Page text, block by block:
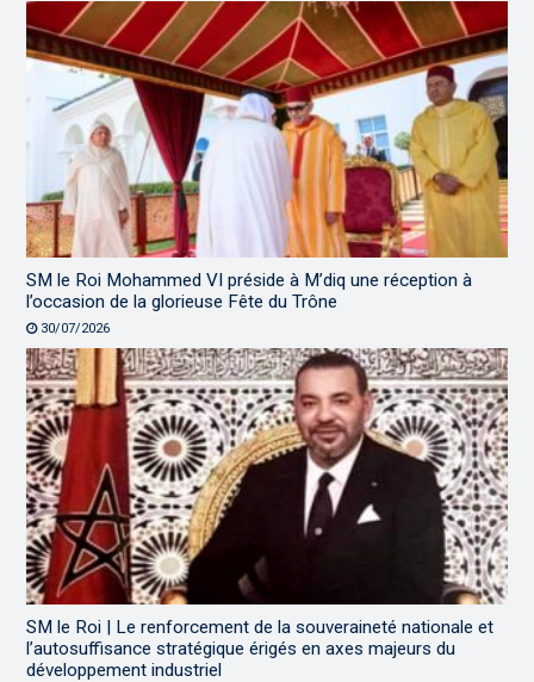
SM le Roi Mohammed VI préside à M’diq une réception à
l’occasion de la glorieuse Fête du Trône
30/07/2026
SM le Roi | Le renforcement de la souveraineté nationale et
l’autosuffisance stratégique érigés en axes majeurs du
développement industriel